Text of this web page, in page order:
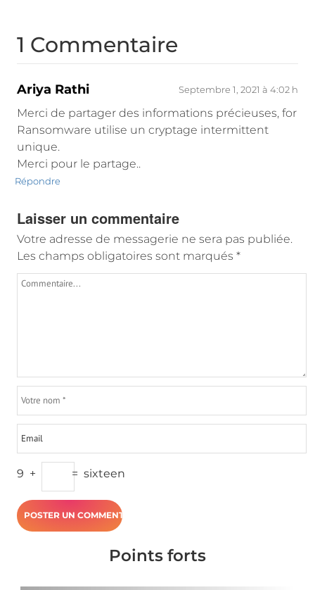
1 Commentaire
Ariya Rathi Septembre 1, 2021 à 4:02 h
Merci de partager des informations précieuses, for
Ransomware utilise un cryptage intermittent
unique.
Merci pour le partage..
Répondre
Laisser un commentaire
Votre adresse de messagerie ne sera pas publiée.
Les champs obligatoires sont marqués *
9 + = sixteen
Points forts